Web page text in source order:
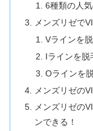
6種類の人
メンズリゼで
Vラインを
Iラインを脱
Oラインを
メンズリゼの
メンズリゼの
ンできる！